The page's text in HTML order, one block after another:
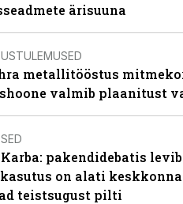
ärisuuna
metallitööstus
valmib plaanitust
pakendidebatis
on alati
teistsugust pilti